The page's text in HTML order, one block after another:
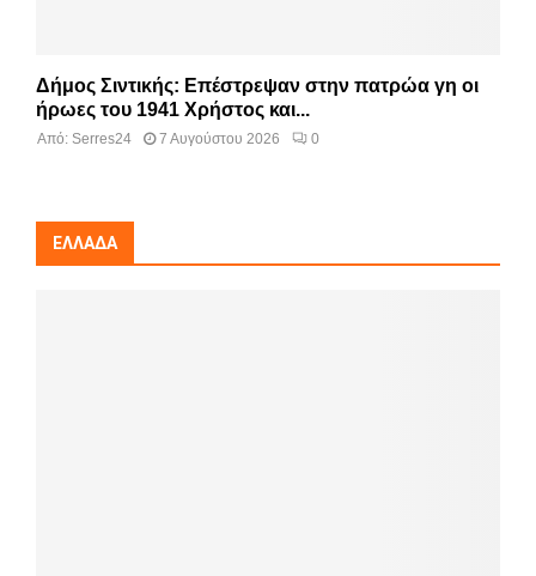
Δήμος Σιντικής: Επέστρεψαν στην πατρώα γη οι
ήρωες του 1941 Χρήστος και...
Από: Serres24 7 Αυγούστου 2026 0
ΕΛΛΆΔΑ